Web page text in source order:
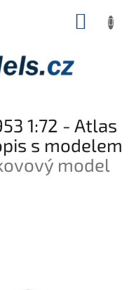
1:72 - Atlas
s modelem
model